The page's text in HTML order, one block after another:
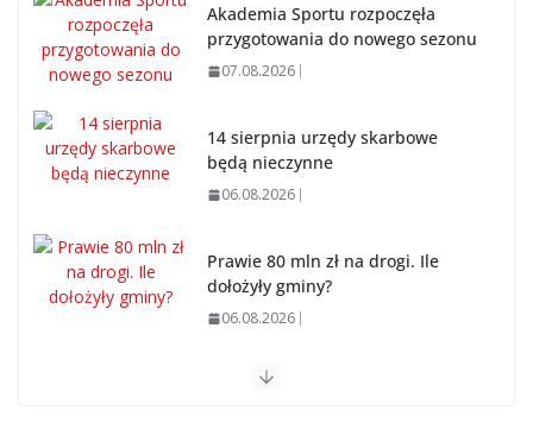
Akademia Sportu rozpoczęła
przygotowania do nowego sezonu
07.08.2026
14 sierpnia urzędy skarbowe
będą nieczynne
06.08.2026
Prawie 80 mln zł na drogi. Ile
dołożyły gminy?
06.08.2026
Szkoła we Władysławowie przechodzi modernizację